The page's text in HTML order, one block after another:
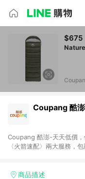
$675
Coupang 酷澎
Coupang 酷澎-天天低價，
〈火箭速配〉兩大服務，
加入WOW會員告別湊免運
商品描述